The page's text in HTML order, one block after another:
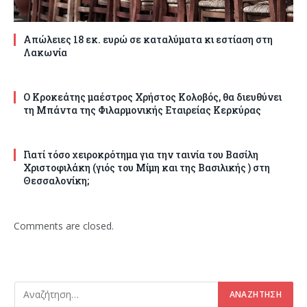
Απώλειες 18 εκ. ευρώ σε καταλύματα κι εστίαση στη
Λακωνία
Ο Κροκεάτης μαέστρος Χρήστος Κολοβός, θα διευθύνει
τη Μπάντα της Φιλαρμονικής Εταιρείας Κερκύρας
Γιατί τόσο χειροκρότημα για την ταινία του Βασίλη
Χριστοφιλάκη (γιός του Μίμη και της Βασιλικής ) στη
Θεσσαλονίκη;
Comments are closed.